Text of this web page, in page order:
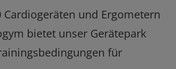
Cardiogeräten und Ergometern
bietet unser Gerätepark
für